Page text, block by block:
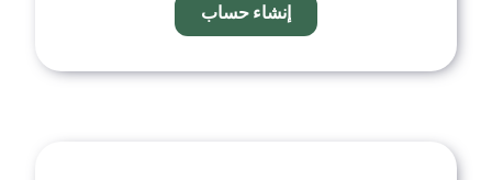
إنشاء حساب